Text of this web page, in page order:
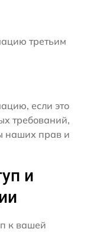
третьим
если это
требований,
наших прав и
и
к вашей